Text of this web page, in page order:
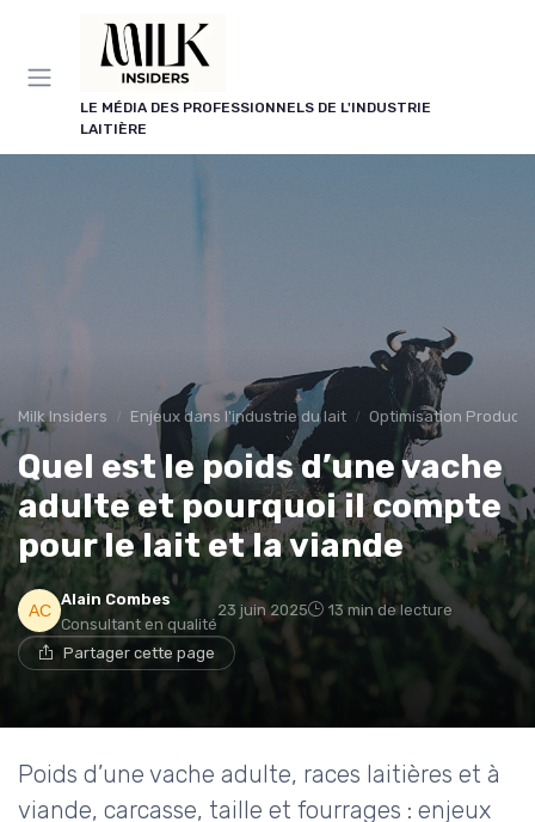
LE MÉDIA DES PROFESSIONNELS DE L'INDUSTRIE
LAITIÈRE
Milk Insiders Enjeux dans l'industrie du lait Optimisation
Quel est le poids d’une vache
adulte et pourquoi il compte
pour le lait et la viande
Alain Combes
Consultant en qualité
23 juin 2025 13 min de lecture
Partager cette page
Poids d’une vache adulte, races laitières et à
viande, carcasse, taille et fourrages : enjeux